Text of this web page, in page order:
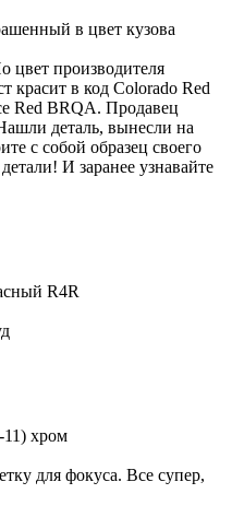
в цвет кузова
цвет производителя
красит в код Colorado Red
Red BRQA. Продавец
деталь, вынесли на
с собой образец своего
И заранее узнавайте
R4R
11) хром
для фокуса. Все супер,